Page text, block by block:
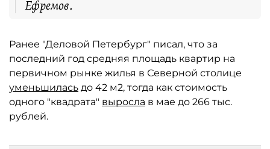
Ефремов.
Ранее "Деловой Петербург" писал, что за
последний год средняя площадь квартир на
первичном рынке жилья в Северной столице
уменьшилась до 42 м2, тогда как стоимость
одного "квадрата" выросла в мае до 266 тыс.
рублей.